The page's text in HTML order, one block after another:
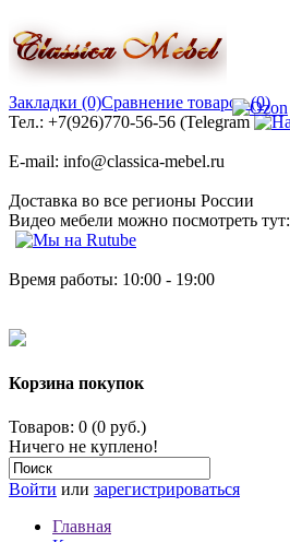
Закладки (0)Сравнение товаров (0)
Тел.: +7(926)770-56-56 (Telegram
E-mail: info@classica-mebel.ru
Доставка во все регионы России
Видео мебели можно посмотреть тут:
Время работы: 10:00 - 19:00
Корзина покупок
Товаров: 0 (0 руб.)
Ничего не куплено!
Войти или зарегистрироваться
Главная